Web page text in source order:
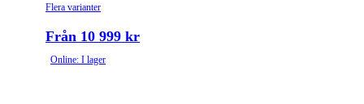
Flera varianter
Från 10 999 kr
Online: I lager